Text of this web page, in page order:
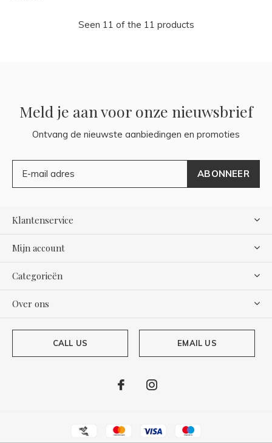
Seen 11 of the 11 products
Meld je aan voor onze nieuwsbrief
Ontvang de nieuwste aanbiedingen en promoties
ABONNEER
Klantenservice
Mijn account
Categorieën
Over ons
CALL US EMAIL US